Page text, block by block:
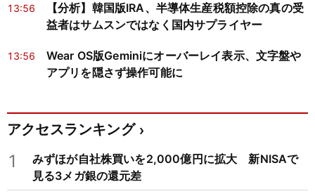
13:56
【分析】韓国版IRA、半導体生産税額控除の真の受
益者はサムスンではなく国内サプライヤー
13:56
Wear OS版Geminiにオーバーレイ表示、文字盤や
アプリを隠さず操作可能に
アクセスランキング
1
みずほが自社株買いを2,000億円に拡大 新NISAで
見る3メガ銀の還元差